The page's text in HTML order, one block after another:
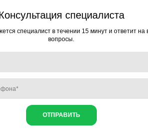
специалиста
специалист в течении 15 минут и ответит на
вопросы.
ОТПРАВИТЬ